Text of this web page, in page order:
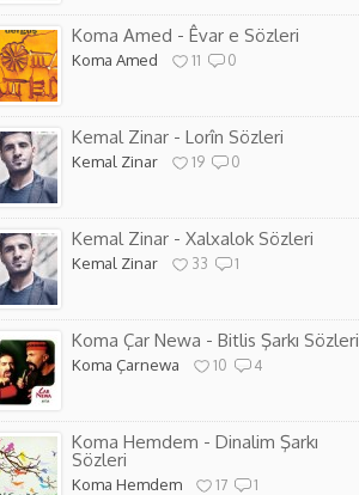
Koma Amed - Êvar e Sözleri
Koma Amed 11 0
Kemal Zinar - Lorîn Sözleri
Kemal Zinar 19 0
Kemal Zinar - Xalxalok Sözleri
Kemal Zinar 33 1
Koma Çar Newa - Bitlis Şarkı Sözleri
Koma Çarnewa 10 4
Koma Hemdem - Dinalim Şarkı
Sözleri
Koma Hemdem 17 1